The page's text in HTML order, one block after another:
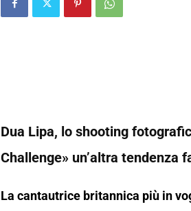
Dua Lipa, lo shooting
Challenge» un’altra tendenza
La cantautrice britannica più in